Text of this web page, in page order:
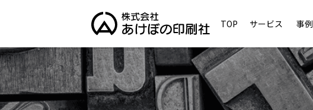
TOP サービス 事